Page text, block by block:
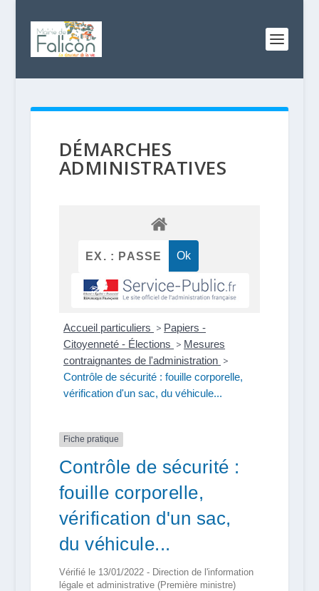
DÉMARCHES
ADMINISTRATIVES
Accueil particuliers > Papiers -
Citoyenneté - Élections > Mesures
contraignantes de l'administration >
Contrôle de sécurité : fouille corporelle,
vérification d'un sac, du véhicule...
Fiche pratique
Contrôle de sécurité :
fouille corporelle,
vérification d'un sac,
du véhicule...
Vérifié le 13/01/2022 - Direction de l'information
légale et administrative (Première ministre)